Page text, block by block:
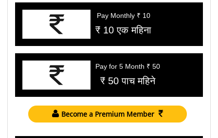
Pay Monthly ₹ 10
₹ 10 एक महिना
Pay for 5 Month ₹ 50
₹ 50 पाच महिने
Become a Premium Member